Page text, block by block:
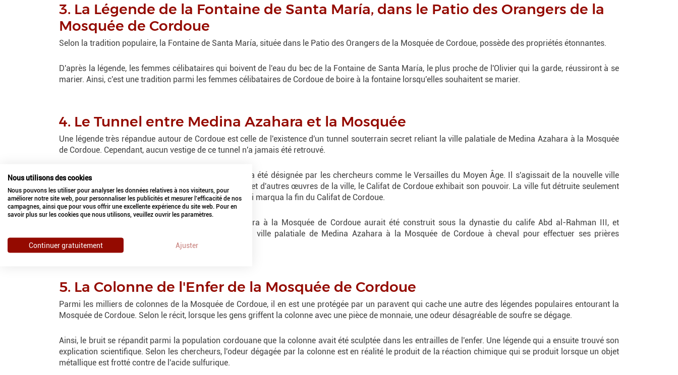
3. La Légende de la Fontaine de Santa María, dans le Patio des Orangers de la
Mosquée de Cordoue
Selon la tradition populaire, la Fontaine de Santa María, située dans le Patio des Orangers de la Mosquée de Cordoue, possède des propriétés étonnantes.
D'après la légende, les femmes célibataires qui boivent de l'eau du bec de la Fontaine de Santa María, le plus proche de l'Olivier qui la garde, réussiront à se
marier. Ainsi, c'est une tradition parmi les femmes célibataires de Cordoue de boire à la fontaine lorsqu'elles souhaitent se marier.
4. Le Tunnel entre Medina Azahara et la Mosquée
Une légende très répandue autour de Cordoue est celle de l'existence d'un tunnel souterrain secret reliant la ville palatiale de Medina Azahara à la Mosquée
de Cordoue. Cependant, aucun vestige de ce tunnel n'a jamais été retrouvé.
Medina Azahara, située à environ 8 km de Cordoue, a été désignée par les chercheurs comme le Versailles du Moyen Âge. Il s'agissait de la nouvelle ville
symbole du Calife, grâce à laquelle, avec la Mosquée et d'autres œuvres de la ville, le Califat de Cordoue exhibait son pouvoir. La ville fut détruite seulement
100 ans après sa fondation, lors d'une guerre civile qui marqua la fin du Califat de Cordoue.
Selon la légende, le tunnel qui reliait Medina Azahara à la Mosquée de Cordoue aurait été construit sous la dynastie du calife Abd al-Rahman III, et
permettait au Calife de se rendre directement de la ville palatiale de Medina Azahara à la Mosquée de Cordoue à cheval pour effectuer ses prières
quotidiennes.
5. La Colonne de l'Enfer de la Mosquée de Cordoue
Parmi les milliers de colonnes de la Mosquée de Cordoue, il en est une protégée par un paravent qui cache une autre des légendes populaires entourant la
Mosquée de Cordoue. Selon le récit, lorsque les gens griffent la colonne avec une pièce de monnaie, une odeur désagréable de soufre se dégage.
Ainsi, le bruit se répandit parmi la population cordouane que la colonne avait été sculptée dans les entrailles de l'enfer. Une légende qui a ensuite trouvé son
explication scientifique. Selon les chercheurs, l'odeur dégagée par la colonne est en réalité le produit de la réaction chimique qui se produit lorsque un objet
métallique est frotté contre de l'acide sulfurique.
Nous utilisons des cookies
Nous pouvons les utiliser pour analyser les données relatives à nos visiteurs, pour
améliorer notre site web, pour personnaliser les publicités et mesurer l'efficacité de nos
campagnes, ainsi que pour vous offrir une excellente expérience du site web. Pour en
savoir plus sur les cookies que nous utilisons, veuillez ouvrir les paramètres.
Continuer gratuitement Ajuster